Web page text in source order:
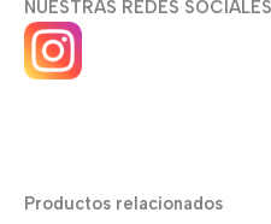
NUESTRAS REDES SOCIALES
Productos relacionados